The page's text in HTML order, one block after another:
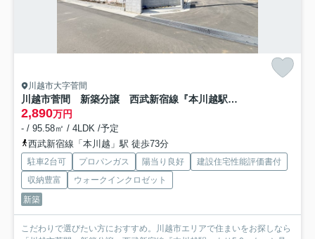
川越市大字菅間
川越市菅間 新築分譲 西武新宿線『本川越駅』より5.0km 【芳野小学区】
2,890万円
- / 95.58㎡ / 4LDK /予定
西武新宿線「本川越」駅 徒歩73分
駐車2台可 プロパンガス 陽当り良好
建設住宅性能評価書付
収納豊富
ウォークインクロゼット
新築
こだわりで選びたい方におすすめ。川越市エリアで住まいをお探しなら